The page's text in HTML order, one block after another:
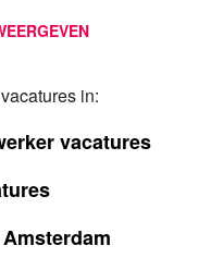
in:
vacatures